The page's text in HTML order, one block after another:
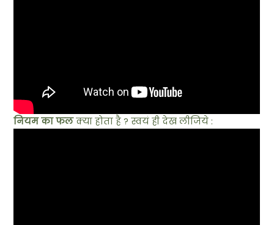
नियम का फलक्या होता है ? स्वयं ही देख लीजिये :